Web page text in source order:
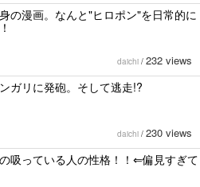
の漫画。なんと"ヒロポン"を日常的に
daichi / 232 views
ガリに発砲。そして逃走!?
daichi / 230 views
吸っている人の性格！！⇐偏見すぎて